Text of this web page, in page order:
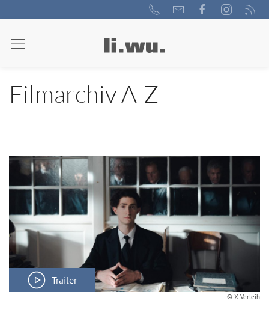
Filmarchiv A-Z
Trailer
© X Verleih